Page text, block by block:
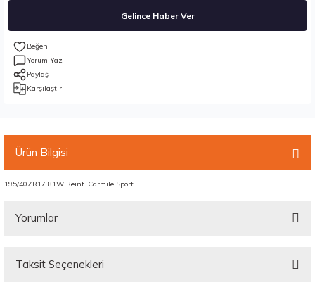
Gelince Haber Ver
Yorum Yaz
Paylaş
Karşılaştır
Ürün Bilgisi
195/40ZR17 81W Reinf. Carmile Sport
Yorumlar
Taksit Seçenekleri